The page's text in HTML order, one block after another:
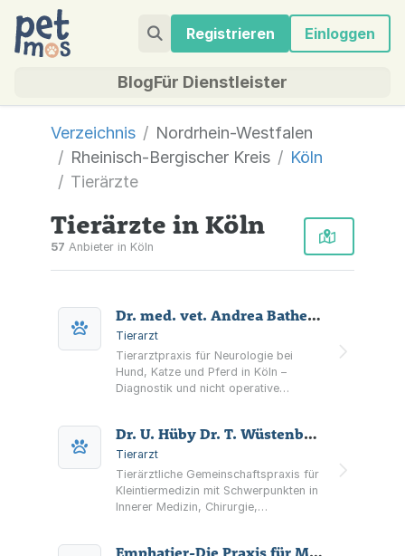
Registrieren Einloggen
BlogFür Dienstleister
Verzeichnis
Nordrhein-Westfalen
Rheinisch-Bergischer Kreis
Köln
Tierärzte
Tierärzte in Köln
57 Anbieter in Köln
Dr. med. vet. Andrea Bathen-Nöthen Tierärztin
Tierarzt
Tierarztpraxis für Neurologie bei
Hund, Katze und Pferd in Köln –
Diagnostik und nicht operative
Muskulatur.
Dr. U. Hüby Dr. T. Wüstenberg Fachtierärzte
Tierarzt
Tierärztliche Gemeinschaftspraxis für
Kleintiermedizin mit Schwerpunkten in
Innerer Medizin, Chirurgie,
Emphatier-Die Praxis für Mensch & Tier